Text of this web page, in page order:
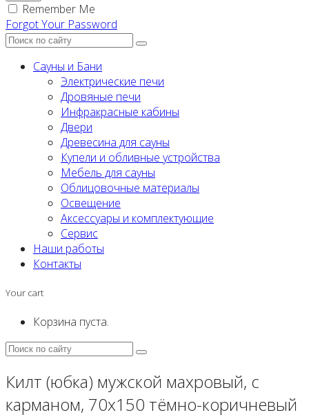
Remember Me
Forgot Your Password
Сауны и Бани
Электрические печи
Дровяные печи
Инфракрасные кабины
Двери
Древесина для сауны
Купели и обливные устройства
Мебель для сауны
Облицовочные материалы
Освещение
Аксессуары и комплектующие
Сервис
Наши работы
Контакты
Your cart
Корзина пуста.
Килт (юбка) мужской махровый, с
карманом, 70х150 тёмно-коричневый